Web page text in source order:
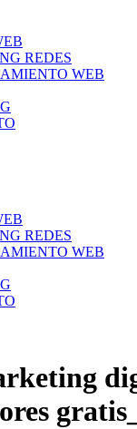
REDES
WEB
REDES
WEB